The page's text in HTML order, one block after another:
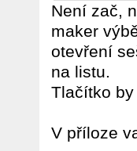
Není zač,
maker
otevření
na listu.
Tlačítko
V příloze